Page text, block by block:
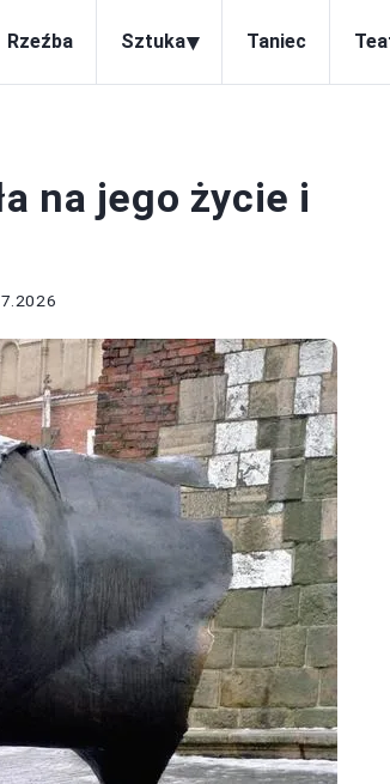
Rzeźba Sztuka▾ Taniec
na jego życie i